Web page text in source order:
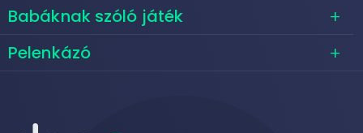
Babáknak szóló játék
Pelenkázó